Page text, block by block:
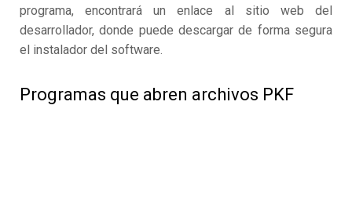
programa, encontrará un enlace al sitio web del
desarrollador, donde puede descargar de forma segura
el instalador del software.
Programas que abren archivos PKF